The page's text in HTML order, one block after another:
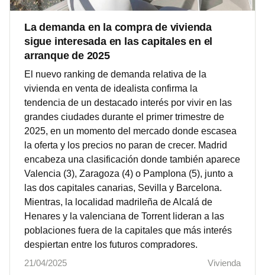
La demanda en la compra de vivienda
sigue interesada en las capitales en el
arranque de 2025
El nuevo ranking de demanda relativa de la
vivienda en venta de idealista confirma la
tendencia de un destacado interés por vivir en las
grandes ciudades durante el primer trimestre de
2025, en un momento del mercado donde escasea
la oferta y los precios no paran de crecer. Madrid
encabeza una clasificación donde también aparece
Valencia (3), Zaragoza (4) o Pamplona (5), junto a
las dos capitales canarias, Sevilla y Barcelona.
Mientras, la localidad madrileña de Alcalá de
Henares y la valenciana de Torrent lideran a las
poblaciones fuera de la capitales que más interés
despiertan entre los futuros compradores.
21/04/2025
Vivienda